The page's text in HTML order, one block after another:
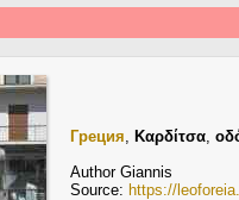
Греция, Καρδίτσα,
Author Giannis
Source: https://